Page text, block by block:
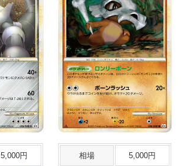
5,000円 相場 5,000円